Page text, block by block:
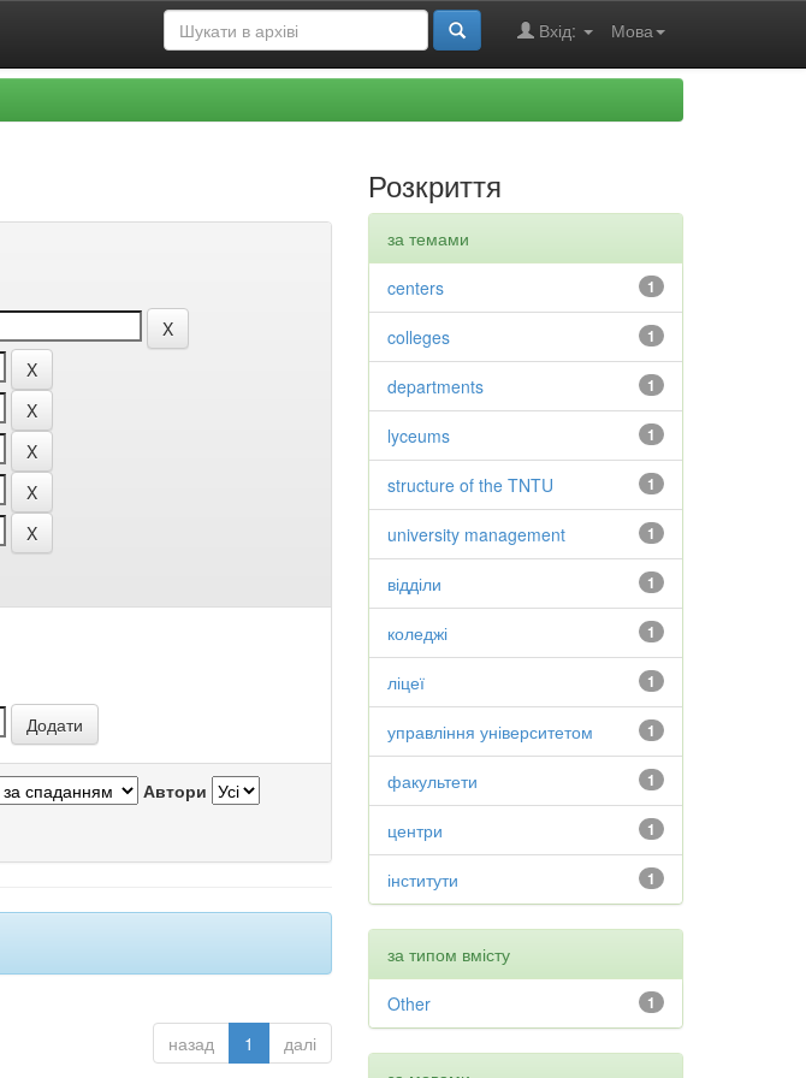
Мова
Вхід:
Автори
назад 1 далі
Розкриття
за темами
1
centers
1
colleges
1
departments
1
lyceums
1
structure of the TNTU
1
university management
1
відділи
1
коледжі
1
ліцеї
1
управління університетом
1
факультети
1
центри
1
інститути
за типом вмісту
1
Other